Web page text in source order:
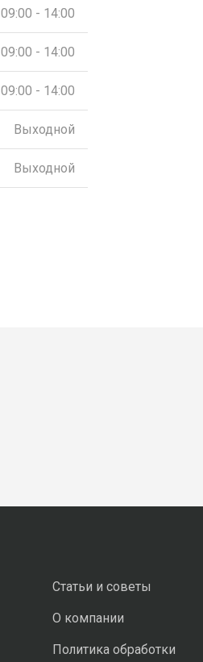
09:00 - 14:00
09:00 - 14:00
09:00 - 14:00
Выходной
Выходной
Статьи и советы
О компании
Политика обработки